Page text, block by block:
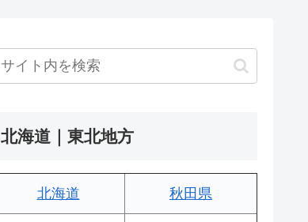
北海道｜東北地方
北海道 秋田県